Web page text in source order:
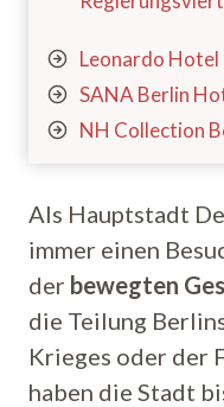
Leonardo
SANA Berlin
NH Collection
Als Hauptstadt
immer einen
der bewegten
die Teilung
Krieges oder der
haben die Stadt